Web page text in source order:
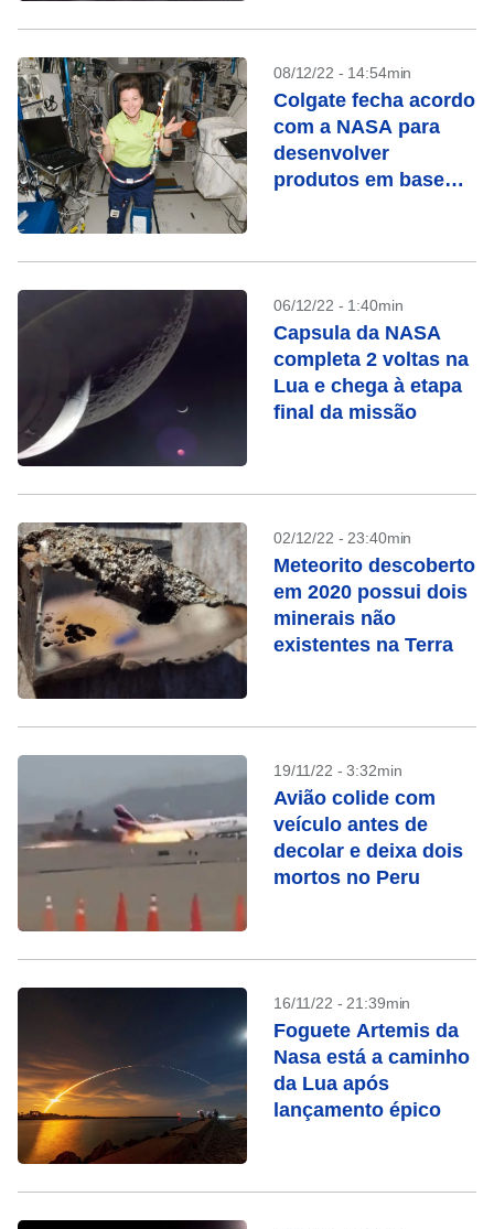
08/12/22 - 14:54min
Colgate fecha acordo
com a NASA para
desenvolver
produtos em base
06/12/22 - 1:40min
Capsula da NASA
completa 2 voltas na
Lua e chega à etapa
final da missão
02/12/22 - 23:40min
Meteorito descoberto
em 2020 possui dois
minerais não
existentes na Terra
19/11/22 - 3:32min
Avião colide com
veículo antes de
decolar e deixa dois
mortos no Peru
16/11/22 - 21:39min
Foguete Artemis da
Nasa está a caminho
da Lua após
lançamento épico